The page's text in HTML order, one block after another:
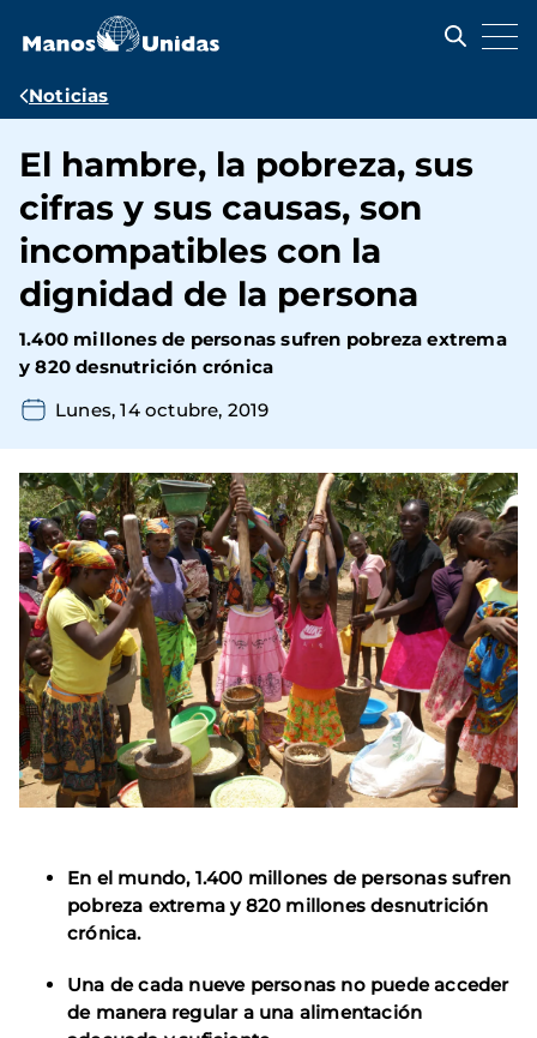
contenido
Ruta
navegación
Noticias
El hambre, la pobreza, sus
cifras y sus causas, son
incompatibles con la
dignidad de la persona
1.400 millones de personas sufren pobreza extrema
y 820 desnutrición crónica
Lunes, 14 octubre, 2019
En el mundo, 1.400 millones de personas sufren
pobreza extrema y 820 millones desnutrición
crónica.
Una de cada nueve personas no puede acceder
de manera regular a una alimentación